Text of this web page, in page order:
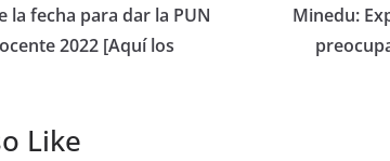
la fecha para dar la PUN
2022 [Aquí los
Minedu:
Like